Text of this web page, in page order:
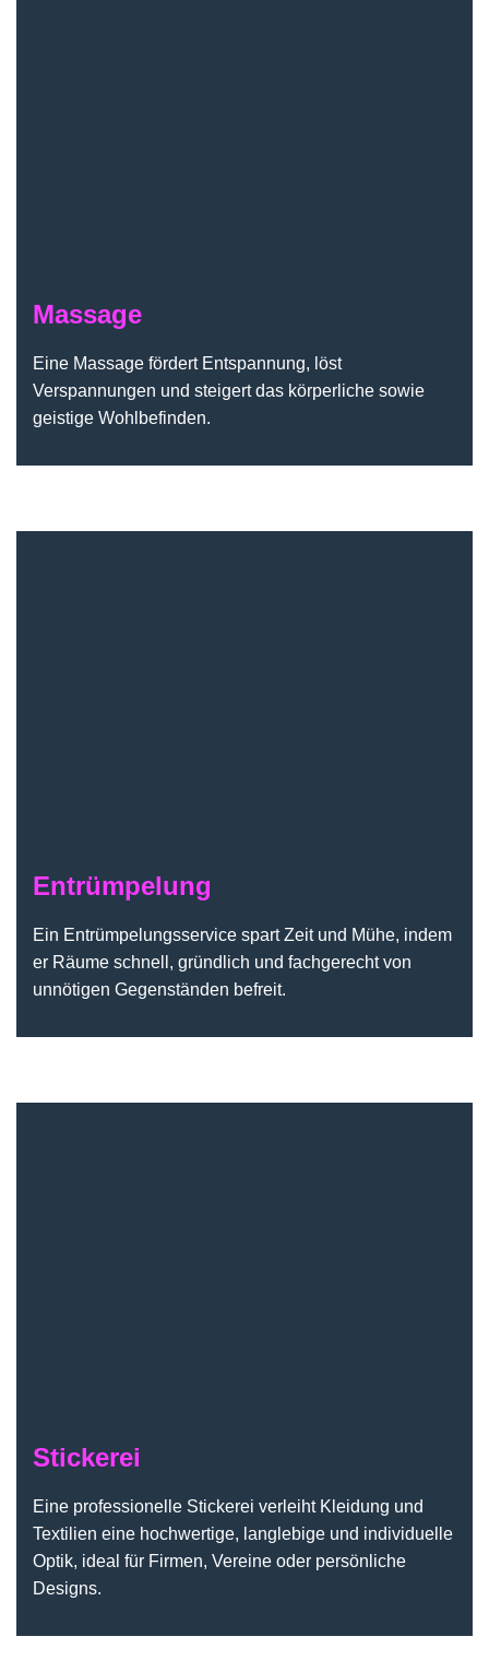
Massage
Eine Massage fördert Entspannung, löst
Verspannungen und steigert das körperliche sowie
geistige Wohlbefinden.
Entrümpelung
Ein Entrümpelungsservice spart Zeit und Mühe, indem
er Räume schnell, gründlich und fachgerecht von
unnötigen Gegenständen befreit.
Stickerei
Eine professionelle Stickerei verleiht Kleidung und
Textilien eine hochwertige, langlebige und individuelle
Optik, ideal für Firmen, Vereine oder persönliche
Designs.